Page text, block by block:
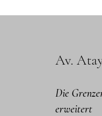
Av.
Die
erweitert